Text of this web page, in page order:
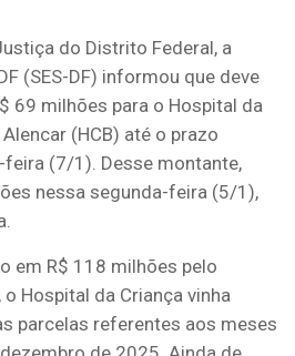
do Distrito Federal, a
(SES-DF) informou que deve
69 milhões para o Hospital da
(HCB) até o prazo
(7/1). Desse montante,
nessa segunda-feira (5/1),
em R$ 118 milhões pelo
Hospital da Criança vinha
parcelas referentes aos meses